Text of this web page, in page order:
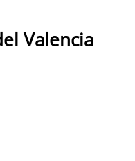
Valencia